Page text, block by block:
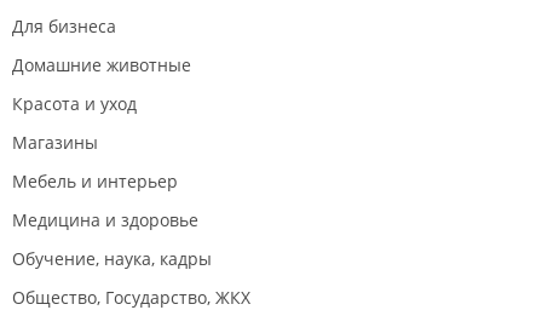
Для бизнеса
Домашние животные
Красота и уход
Магазины
Мебель и интерьер
Медицина и здоровье
Обучение, наука, кадры
Общество, Государство, ЖКХ